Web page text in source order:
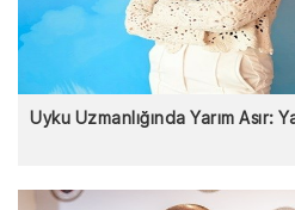
Uyku Uzmanlığında Yarım Asır: